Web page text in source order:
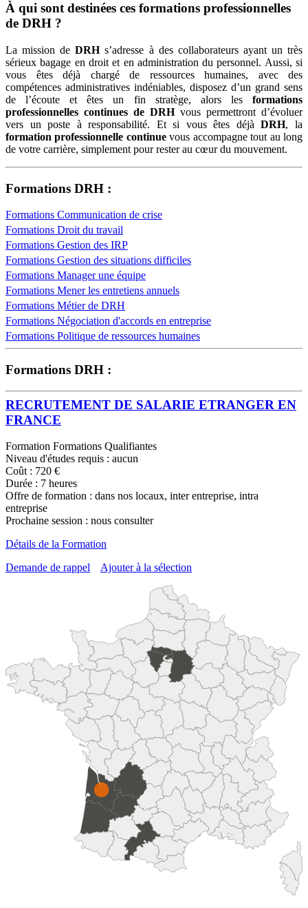
À qui sont destinées ces formations professionnelles
de DRH ?
La mission deDRHs’adresse à des collaborateurs ayant un très
sérieux bagage en droit et en administration du personnel. Aussi, si
vous êtes déjà chargé de ressources humaines, avec des
compétences administratives indéniables, disposez d’un grand sens
de l’écoute et êtes un fin stratège, alors les formations
professionnelles continues de DRHvous permettront d’évoluer
vers un poste à responsabilité. Et si vous êtes déjàDRH, la
formation professionnelle continuevous accompagne tout au long
de votre carrière, simplement pour rester au cœur du mouvement.
Formations DRH :
Formations Communication de crise
Formations Droit du travail
Formations Gestion des IRP
Formations Gestion des situations difficiles
Formations Manager une équipe
Formations Mener les entretiens annuels
Formations Métier de DRH
Formations Négociation d'accords en entreprise
Formations Politique de ressources humaines
Formations DRH :
RECRUTEMENT DE SALARIE ETRANGER EN
FRANCE
Formation Formations Qualifiantes
Niveau d'études requis : aucun
Coût : 720 €
Durée : 7 heures
Offre de formation : dans nos locaux, inter entreprise, intra
entreprise
Prochaine session : nous consulter
Détails de la Formation
Demande de rappel
Ajouter à la sélection